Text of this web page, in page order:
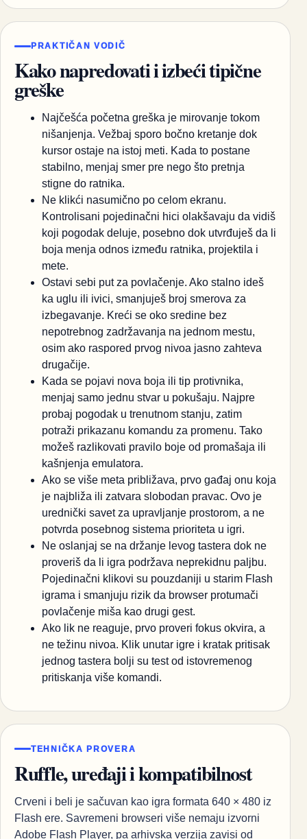
PRAKTIČAN VODIČ
Kako napredovati i izbeći tipične
greške
Najčešća početna greška je mirovanje tokom
nišanjenja. Vežbaj sporo bočno kretanje dok
kursor ostaje na istoj meti. Kada to postane
stabilno, menjaj smer pre nego što pretnja
stigne do ratnika.
Ne klikći nasumično po celom ekranu.
Kontrolisani pojedinačni hici olakšavaju da vidiš
koji pogodak deluje, posebno dok utvrđuješ da li
boja menja odnos između ratnika, projektila i
mete.
Ostavi sebi put za povlačenje. Ako stalno ideš
ka uglu ili ivici, smanjuješ broj smerova za
izbegavanje. Kreći se oko sredine bez
nepotrebnog zadržavanja na jednom mestu,
osim ako raspored prvog nivoa jasno zahteva
drugačije.
Kada se pojavi nova boja ili tip protivnika,
menjaj samo jednu stvar u pokušaju. Najpre
probaj pogodak u trenutnom stanju, zatim
potraži prikazanu komandu za promenu. Tako
možeš razlikovati pravilo boje od promašaja ili
kašnjenja emulatora.
Ako se više meta približava, prvo gađaj onu koja
je najbliža ili zatvara slobodan pravac. Ovo je
urednički savet za upravljanje prostorom, a ne
potvrda posebnog sistema prioriteta u igri.
Ne oslanjaj se na držanje levog tastera dok ne
proveriš da li igra podržava neprekidnu paljbu.
Pojedinačni klikovi su pouzdaniji u starim Flash
igrama i smanjuju rizik da browser protumači
povlačenje miša kao drugi gest.
Ako lik ne reaguje, prvo proveri fokus okvira, a
ne težinu nivoa. Klik unutar igre i kratak pritisak
jednog tastera bolji su test od istovremenog
pritiskanja više komandi.
TEHNIČKA PROVERA
Ruffle, uređaji i kompatibilnost
Crveni i beli je sačuvan kao igra formata 640 × 480 iz
Flash ere. Savremeni browseri više nemaju izvorni
Adobe Flash Player, pa arhivska verzija zavisi od